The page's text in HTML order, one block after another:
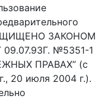
ЗАКОНОМ
№5351-1
ПРАВАХ” (с
20 июля 2004 г.).